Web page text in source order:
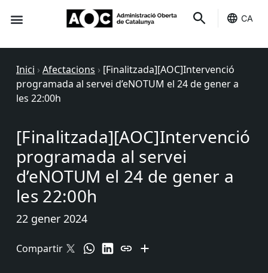
CA
Inici › Afectacions › [Finalitzada][AOC]Intervenció
programada al servei d’eNOTUM el 24 de gener a
les 22:00h
[Finalitzada][AOC]Intervenció
programada al servei
d’eNOTUM el 24 de gener a
les 22:00h
22 gener 2024
Compartir